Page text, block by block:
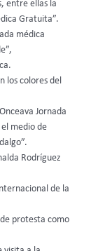
entre ellas la
Gratuita”.
médica
los colores del
Jornada
medio de
Rodríguez
de la
protesta como